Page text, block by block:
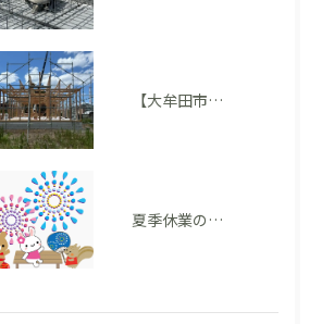
【大牟田市 T様邸】上棟を迎えました！いよいよ住まいの形が見えてきました
夏季休業のお知らせ